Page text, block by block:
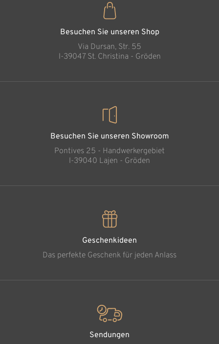
Hinzugefügt zum
Warenkorb
Besuchen Sie unseren Shop
Via Dursan, Str. 55
l-39047 St. Christina - Gröden
Besuchen Sie unseren Showroom
Pontives 25 - Handwerkergebiet
l-39040 Lajen - Gröden
Geschenkideen
Das perfekte Geschenk für jeden Anlass
Sendungen